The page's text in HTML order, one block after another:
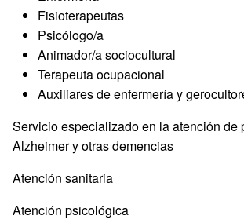
Fisioterapeutas
Psicólogo/a
Animador/a sociocultural
Terapeuta ocupacional
Auxiliares de enfermería y
Servicio especializado en la atención de
Alzheimer y otras demencias
Atención sanitaria
Atención psicológica